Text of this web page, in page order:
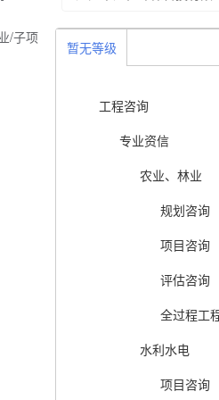
/子项
暂无等级
工程咨询
专业资信
农业、林业
规划咨询
项目咨询
评估咨询
全过程工
水利水电
项目咨询